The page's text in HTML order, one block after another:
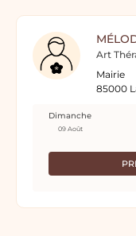
Art
Mairie
85000
Dimanche
09 Août